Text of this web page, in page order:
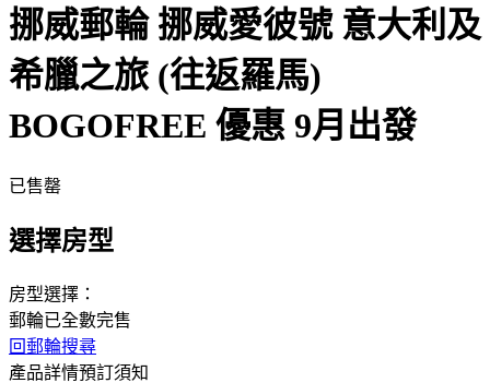
挪威郵輪 挪威愛彼號 意大利及
希臘之旅 (往返羅馬)
BOGOFREE 優惠 9月出發
已售罄
選擇房型
房型選擇：
郵輪已全數完售
回郵輪搜尋
產品詳情預訂須知